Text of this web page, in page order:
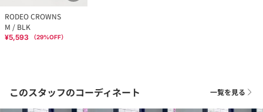
RODEO CROWNS
M / BLK
¥5,593 （29%OFF）
このスタッフのコーディネート 一覧を見る